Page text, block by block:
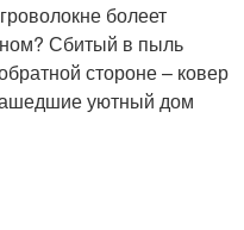
болеет
Сбитый в пыль
стороне – ковер
уютный дом